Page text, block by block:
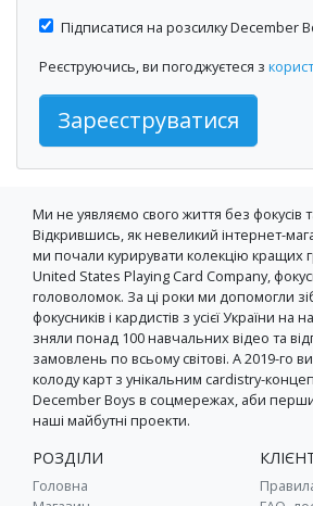
Підписатися на розсилку December
Реєструючись, ви погоджуєтеся з
Зареєструватися
Ми не уявляємо свого життя без фокусів
Відкрившись, як невеликий інтернет-
ми почали курирувати колекцію кращих
United States Playing Card Company,
головоломок. За ці роки ми допомогли
фокусників і кардистів з усієї України на
зняли понад 100 навчальних відео та
замовлень по всьому світові. А 2019-го
колоду карт з унікальним cardistry-
December Boys в соцмережах, аби
наші майбутні проекти.
РОЗДІЛИ
Головна